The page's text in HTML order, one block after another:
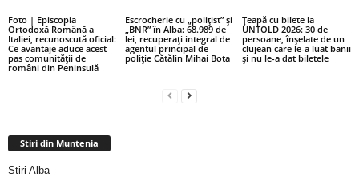
Foto | Episcopia
Ortodoxă Română a
Italiei, recunoscută oficial:
Ce avantaje aduce acest
pas comunității de
români din Peninsulă
Escrocherie cu „polițist” și
„BNR” în Alba: 68.989 de
lei, recuperați integral de
agentul principal de
poliție Cătălin Mihai Bota
Țeapă cu bilete la
UNTOLD 2026: 30 de
persoane, înșelate de un
clujean care le-a luat banii
și nu le-a dat biletele
Stiri din Muntenia
Stiri Alba